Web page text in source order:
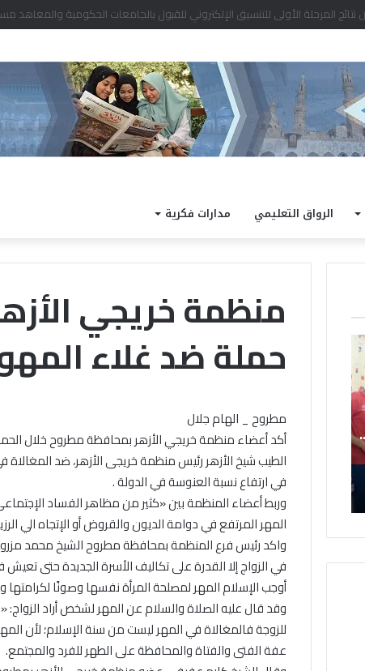
الرواق التعليمي مدارات فكرية
منظمة خريجي
حملة ضد غلاء
مطروح _ الهام جلال
أكد أعضاء منظمة خريجي الأزهر بمحافظة مطروح خلال الحملة
الطيب شيخ الأزهر رئيس منظمة خريجى الأزهر، ضد
في ارتفاع نسبة العنوسة في الدولة .
وربط أعضاء المنظمة بين «كثير من مظاهر الفساد
المهر المرتفع في دوامة الديون والقروض أو الإتجاه الي
واكد رئيس فرع المنظمة بمحافظة مطروح الشيخ محمد
في الزواج إلا القدرة على تكاليف الأسرة الجديدة حتى
أوجب الإسلام المهر لمصلحة المرأة نفسها وصونًا
وقد قال عليه الصلاة والسلام عن المهر لشخص أراد
للزوجة فالمغالاة في المهر ليست من سنة الإسلام؛ لأن
عفة الفتى والفتاة والمحافظة على الطهر للفرد والمجتمع.
العزة»
الـ
252
تنطلق
بأكثر
من
4226
طنًا
من
إلى
قافة «زاد العزة» الـ 252 تنطلق
بأكثر من 4226 طنًا من المساعدات
الإنسانية إلى قطاع غزة
«الإفتاء»
توضح
النبوي
الشريفالأحد, 9 أغسطس 2026
«الإفتاء»
بذكرى